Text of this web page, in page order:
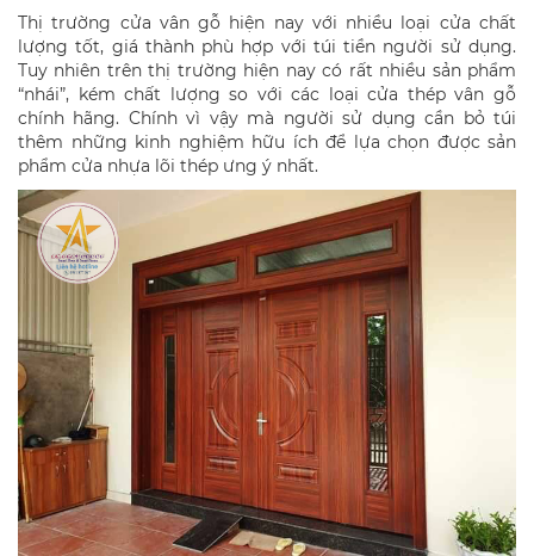
Thị trường cửa vân gỗ hiện nay với nhiều loại cửa chất
lượng tốt, giá thành phù hợp với túi tiền người sử dụng.
Tuy nhiên trên thị trường hiện nay có rất nhiều sản phẩm
“nhái”, kém chất lượng so với các loại cửa thép vân gỗ
chính hãng. Chính vì vậy mà người sử dụng cần bỏ túi
thêm những kinh nghiệm hữu ích để lựa chọn được sản
phẩm cửa nhựa lõi thép ưng ý nhất.